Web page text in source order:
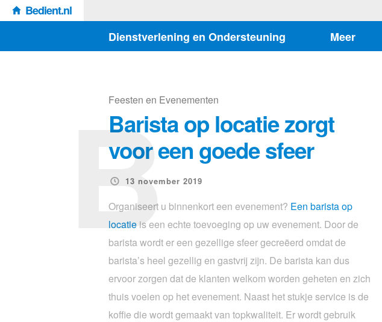
Bedient.nl
Dienstverlening en Ondersteuning
Meer
Feesten en Evenementen
Barista op locatie zorgt
voor een goede sfeer
13 november 2019
B
Organiseert u binnenkort een evenement? Een barista op
locatie is een echte toevoeging op uw evenement. Door de
barista wordt er een gezellige sfeer gecreëerd omdat de
barista’s heel gezellig en gastvrij zijn. De barista kan dus
ervoor zorgen dat de klanten welkom worden geheten en zich
thuis voelen op het evenement. Naast het stukje service is de
koffie die wordt gemaakt van topkwaliteit. Er wordt gebruik